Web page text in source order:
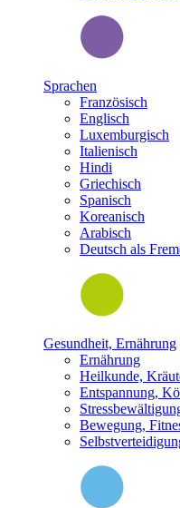
Sprachen
Französisch
Englisch
Luxemburgisch
Italienisch
Hindi
Griechisch
Spanisch
Koreanisch
Arabisch
Deutsch als
Gesundheit, Ernährung
Ernährung
Heilkunde,
Entspannung,
Bewegung,